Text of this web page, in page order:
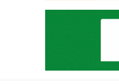
Portada